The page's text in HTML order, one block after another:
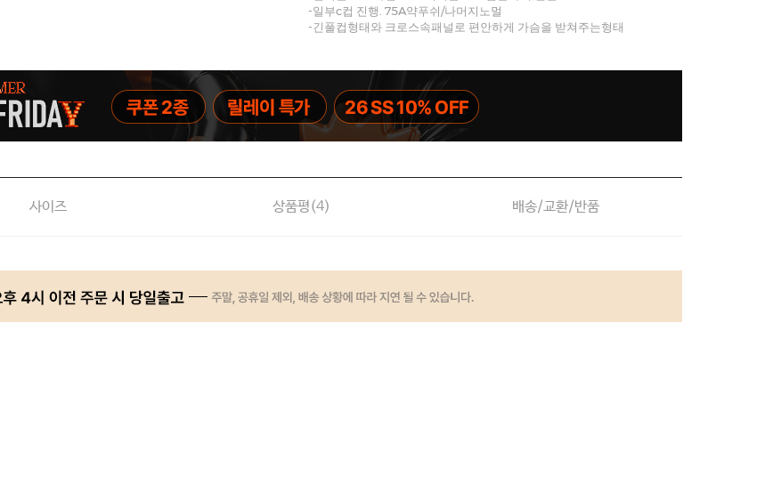
-일부c컵 진행. 75A약푸쉬/나머지노멀
-긴풀컵형태와 크로스속패널로 편안하게 가슴을 받쳐주는형태
사이즈 상품평(4) 배송/교환/반품